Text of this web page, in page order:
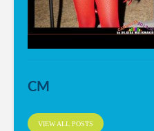
CM
VIEW ALL POSTS